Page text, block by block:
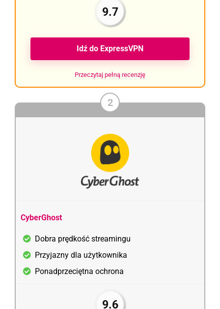
9.7
Idź do ExpressVPN
Przeczytaj pełną recenzję
2
CyberGhost
Dobra prędkość streamingu
Przyjazny dla użytkownika
Ponadprzeciętna ochrona
9.6